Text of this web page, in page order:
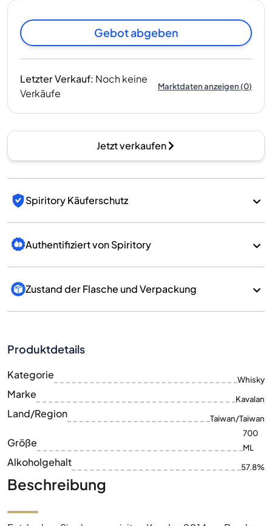
Gebot abgeben
Letzter Verkauf: Noch keine
Verkäufe
Marktdaten anzeigen(0)
Jetzt verkaufen
Spiritory Käuferschutz
Authentifiziert von Spiritory
Zustand der Flasche und Verpackung
Produktdetails
Kategorie Whisky
Marke Kavalan
Land/Region Taiwan/Taiwan
Größe
700
ML
Alkoholgehalt 57.8%
Beschreibung